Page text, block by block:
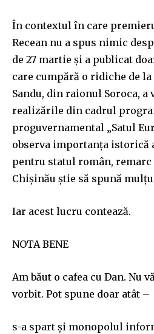
În contextul în care
Recean nu a spus nimic
de 27 martie și a publicat
care cumpără o ridiche de
Sandu, din raionul Soroca, a
realizările din cadrul
proguvernamental „Satul
observa importanța istorică
pentru statul român,
Chișinău știe să spună
Iar acest lucru contează.
NOTA BENE
Am băut o cafea cu Dan. Nu
vorbit. Pot spune doar atât –
s-a spart și monopolul